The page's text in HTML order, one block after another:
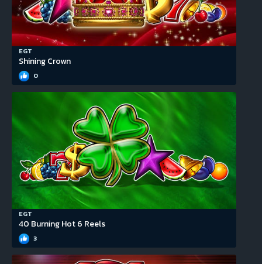
EGT
Shining Crown
0
EGT
40 Burning Hot 6 Reels
3